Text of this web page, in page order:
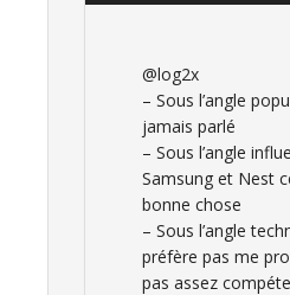
@log2x
– Sous l’angle
jamais parlé
– Sous l’angle
Samsung et Nest
bonne chose
– Sous l’angle
préfère pas me
pas assez